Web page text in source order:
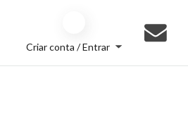
Criar conta / Entrar